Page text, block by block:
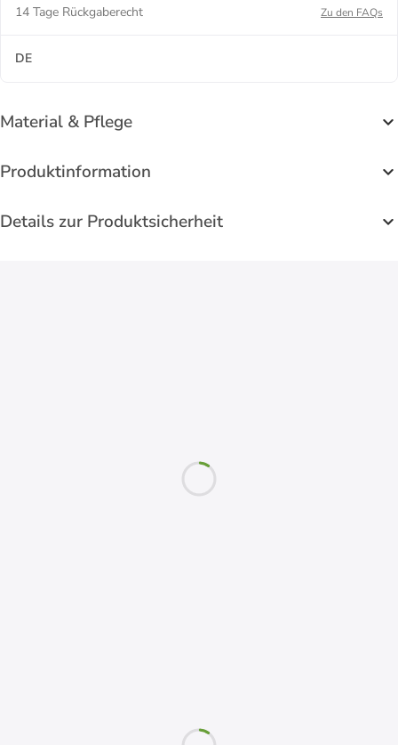
14 Tage Rückgaberecht
Zu den FAQs
DE
Material & Pflege
Produktinformation
Details zur Produktsicherheit